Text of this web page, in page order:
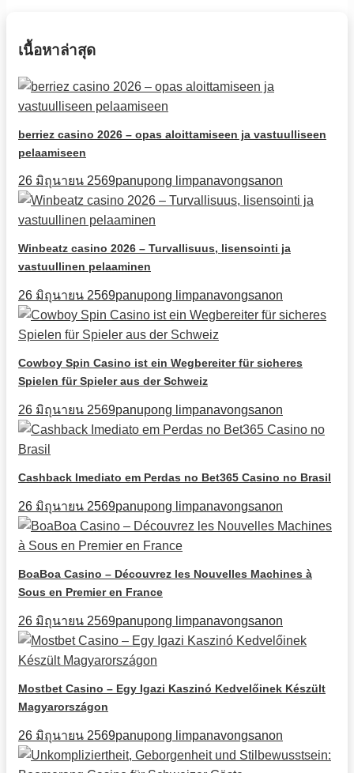
เนื้อหาล่าสุด
berriez casino 2026 – opas aloittamiseen ja vastuulliseen
pelaamiseen
26 มิถุนายน 2569panupong limpanavongsanon
Winbeatz casino 2026 – Turvallisuus, lisensointi ja
vastuullinen pelaaminen
26 มิถุนายน 2569panupong limpanavongsanon
Cowboy Spin Casino ist ein Wegbereiter für sicheres
Spielen für Spieler aus der Schweiz
26 มิถุนายน 2569panupong limpanavongsanon
Cashback Imediato em Perdas no Bet365 Casino no Brasil
26 มิถุนายน 2569panupong limpanavongsanon
BoaBoa Casino – Découvrez les Nouvelles Machines à
Sous en Premier en France
26 มิถุนายน 2569panupong limpanavongsanon
Mostbet Casino – Egy Igazi Kaszinó Kedvelőinek Készült
Magyarországon
26 มิถุนายน 2569panupong limpanavongsanon